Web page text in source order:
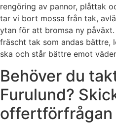
rengöring av pannor, plåttak
tar vi bort mossa från tak,
ytan för att bromsa ny
fräscht tak som andas bättre,
ska och står bättre emot
Behöver du
Furulund?
offertförfrågan